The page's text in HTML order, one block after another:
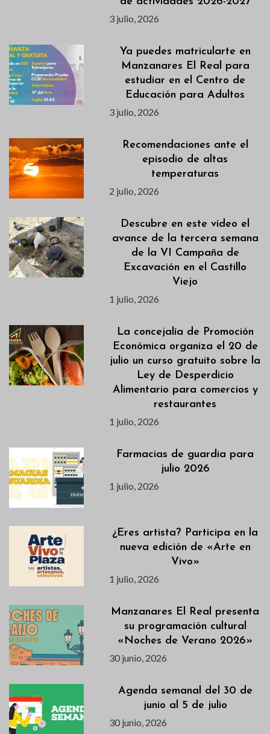
3 julio, 2026
Ya puedes matricularte en
Manzanares El Real para
estudiar en el Centro de
Educación para Adultos
3 julio, 2026
Recomendaciones ante el
episodio de altas
temperaturas
2 julio, 2026
Descubre en este vídeo el
avance de la tercera semana
de la VI Campaña de
Excavación en el Castillo
Viejo
1 julio, 2026
La concejalía de Promoción
Económica organiza el 20 de
julio un curso gratuito sobre la
Ley de Desperdicio
Alimentario para comercios y
restaurantes
1 julio, 2026
Farmacias de guardia para
julio 2026
1 julio, 2026
¿Eres artista? Participa en la
nueva edición de «Arte en
Vivo»
1 julio, 2026
Manzanares El Real presenta
su programación cultural
«Noches de Verano 2026»
30 junio, 2026
Agenda semanal del 30 de
junio al 5 de julio
30 junio, 2026